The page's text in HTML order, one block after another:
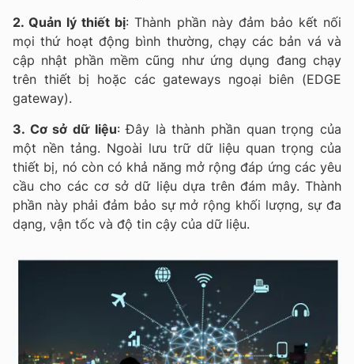
2. Quản lý thiết bị: Thành phần này đảm bảo kết nối
mọi thứ hoạt động bình thường, chạy các bản vá và
cập nhật phần mềm cũng như ứng dụng đang chạy
trên thiết bị hoặc các gateways ngoại biên (EDGE
gateway).
3. Cơ sở dữ liệu: Đây là thành phần quan trọng của
một nền tảng. Ngoài lưu trữ dữ liệu quan trọng của
thiết bị, nó còn có khả năng mở rộng đáp ứng các yêu
cầu cho các cơ sở dữ liệu dựa trên đám mây. Thành
phần này phải đảm bảo sự mở rộng khối lượng, sự đa
dạng, vận tốc và độ tin cậy của dữ liệu.